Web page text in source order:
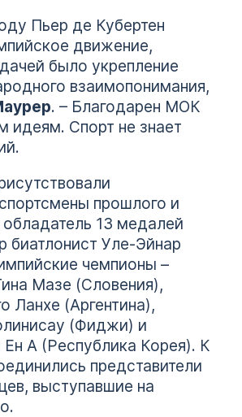
Пьер де Кубертен
движение,
было укрепление
взаимопонимания,
. – Благодарен МОК
идеям. Спорт не знает
прошлого и
13 медалей
биатлонист Уле-Эйнар
чемпионы –
Мазе (Словения),
Ланхе (Аргентина),
(Фиджи) и
А (Республика Корея). К
представители
выступавшие на